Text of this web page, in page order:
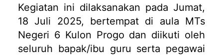
Kegiatan ini dilaksanakan pada Jumat,
18 Juli 2025, bertempat di aula MTs
Negeri 6 Kulon Progo dan diikuti oleh
seluruh bapak/ibu guru serta pegawai